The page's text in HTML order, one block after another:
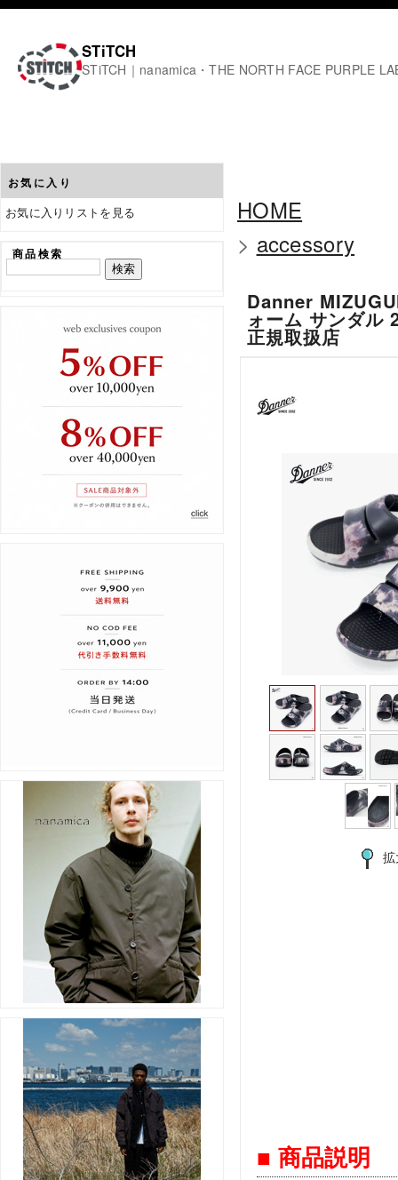
STiTCH
STiTCH｜nanamica・THE NORTH FACE PURPLE
お気に入り
お気に入りリストを見る
商品検索
HOME
> accessory
Danner
ォーム サンダル
正規取扱店
■ 商品説明